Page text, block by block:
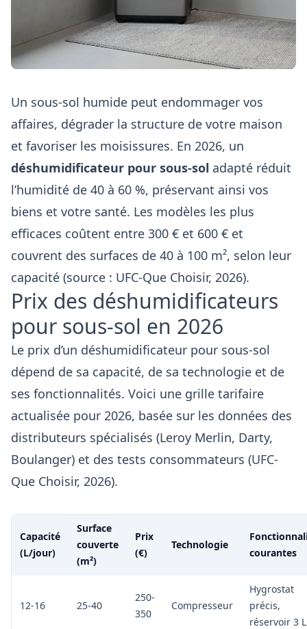
Un sous-sol humide peut endommager vos
affaires, dégrader la structure de votre maison
et favoriser les moisissures. En 2026, un
déshumidificateur pour sous-sol adapté réduit
l’humidité de 40 à 60 %, préservant ainsi vos
biens et votre santé. Les modèles les plus
efficaces coûtent entre 300 € et 600 € et
couvrent des surfaces de 40 à 100 m², selon leur
capacité (source : UFC-Que Choisir, 2026).
Prix des déshumidificateurs
pour sous-sol en 2026
Le prix d’un déshumidificateur pour sous-sol
dépend de sa capacité, de sa technologie et de
ses fonctionnalités. Voici une grille tarifaire
actualisée pour 2026, basée sur les données des
distributeurs spécialisés (Leroy Merlin, Darty,
Boulanger) et des tests consommateurs (UFC-
Que Choisir, 2026).
Capacité
(L/jour)
Surface
couverte
(m²)
Prix
(€)
Technologie
courantes
12-16 25-40
250-
350
Compresseur
Hygrostat
précis,
réservoir 3 L